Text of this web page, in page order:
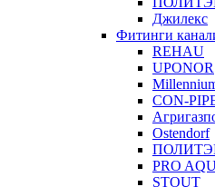
Джилекс
Фитинги
REHAU
UPONOR
CON-
Ostendorf
PRO
STOUT